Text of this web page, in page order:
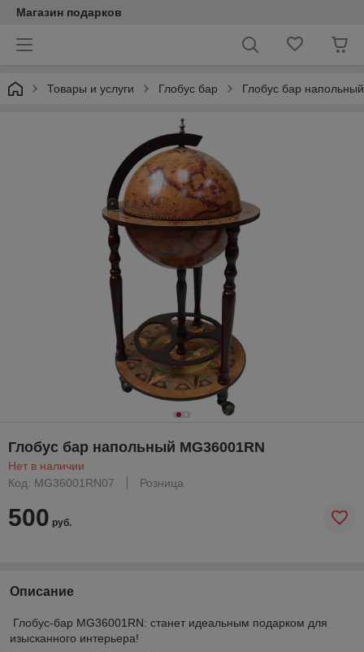
Магазин подарков
Товары и услуги Глобус бар Глобус бар напольный
Глобус бар напольный MG36001RN
Нет в наличии
Код: MG36001RN07
Розница
500 руб.
Описание
Глобус-бар MG36001RN: станет идеальным подарком для
изысканного интерьера!